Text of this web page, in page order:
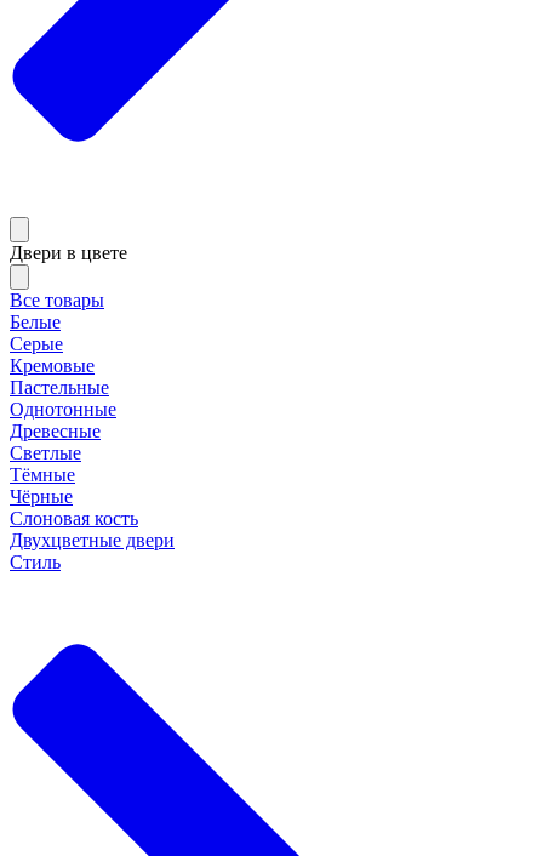
Двери в цвете
Все товары
Белые
Серые
Кремовые
Пастельные
Однотонные
Древесные
Светлые
Тёмные
Чёрные
Слоновая кость
Двухцветные двери
Стиль